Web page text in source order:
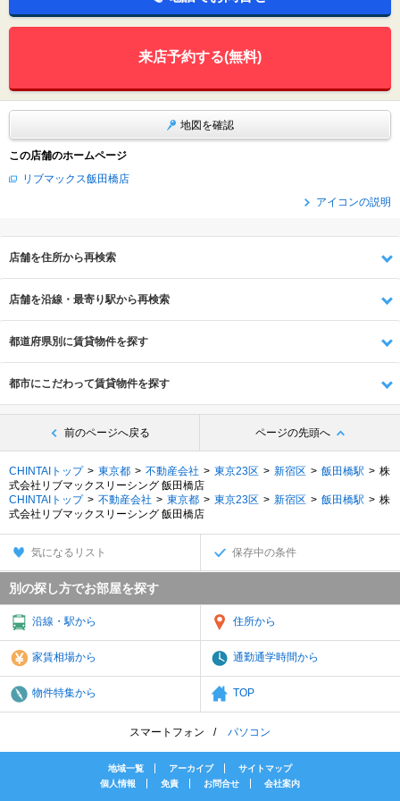
来店予約する(無料)
地図を確認
この店舗のホームページ
リブマックス飯田橋店
アイコンの説明
店舗を住所から再検索
店舗を沿線・最寄り駅から再検索
都道府県別に賃貸物件を探す
都市にこだわって賃貸物件を探す
前のページへ戻る ページの先頭へ
CHINTAIトップ 東京都 不動産会社 東京23区 新宿区 飯田橋駅
株
式会社リブマックスリーシング 飯田橋店
CHINTAIトップ
不動産会社 東京都 東京23区 新宿区 飯田橋駅
株
式会社リブマックスリーシング 飯田橋店
気になるリスト 保存中の条件
別の探し方でお部屋を探す
沿線・駅から 住所から
家賃相場から 通勤通学時間から
物件特集から TOP
スマートフォン パソコン
地域一覧 アーカイブ
サイトマップ
個人情報
免責 お問合せ 会社案内